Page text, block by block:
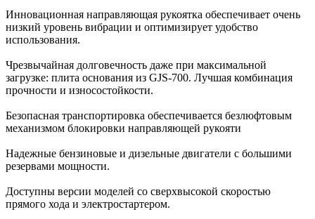
Инновационная направляющая рукоятка обеспечивает очень
низкий уровень вибрации и оптимизирует удобство
использования.
Чрезвычайная долговечность даже при максимальной
загрузке: плита основания из GJS-700. Лучшая комбинация
прочности и износостойкости.
Безопасная транспортировка обеспечивается безлюфтовым
механизмом блокировки направляющей рукояти
Надежные бензиновые и дизельные двигатели с большими
резервами мощности.
Доступны версии моделей со сверхвысокой скоростью
прямого хода и электростартером.